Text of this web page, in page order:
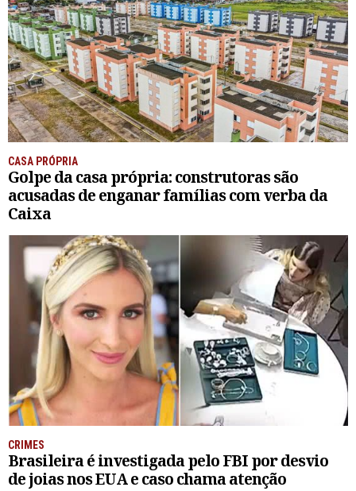
CASA PRÓPRIA
Golpe da casa própria: construtoras são
acusadas de enganar famílias com verba da
Caixa
CRIMES
Brasileira é investigada pelo FBI por desvio
de joias nos EUA e caso chama atenção